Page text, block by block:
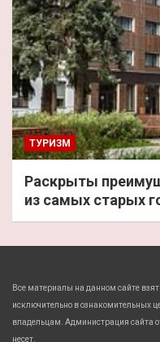
ТУРИЗМ
Раскрыты
из самых старых
Все материалы на данном сайте
исключительно в ознакомительных
владельцам. Администрация сайта
несет.